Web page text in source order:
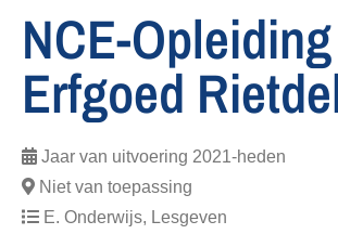
NCE-Opleiding
Erfgoed
Jaar van uitvoering 2021-heden
Niet van toepassing
E. Onderwijs, Lesgeven